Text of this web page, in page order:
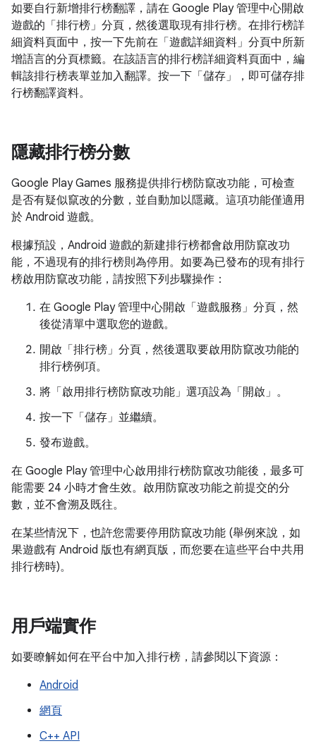
如要自行新增排行榜翻譯，請在 Google Play 管理中心開啟
遊戲的「排行榜」 分頁，然後選取現有排行榜。在排行榜詳
細資料頁面中，按一下先前在「遊戲詳細資料」 分頁中所新
增語言的分頁標籤。在該語言的排行榜詳細資料頁面中，編
輯該排行榜表單並加入翻譯。按一下「儲存」
，即可儲存排
行榜翻譯資料。
隱藏排行榜分數
Google Play Games 服務提供排行榜防竄改功能，可檢查
是否有疑似竄改的分數，並自動加以隱藏。這項功能僅適用
於 Android 遊戲。
根據預設，Android 遊戲的新建排行榜都會啟用防竄改功
能，不過現有的排行榜則為停用。如要為已發布的現有排行
榜啟用防竄改功能，請按照下列步驟操作：
在 Google Play 管理中心開啟「遊戲服務」 分頁，然
後從清單中選取您的遊戲。
開啟「排行榜」 分頁，然後選取要啟用防竄改功能的
排行榜例項。
將「啟用排行榜防竄改功能」 選項設為「開啟」。
按一下「儲存」 並繼續。
發布遊戲。
在 Google Play 管理中心啟用排行榜防竄改功能後，最多可
能需要 24 小時才會生效。啟用防竄改功能之前提交的分
數，並不會溯及既往。
在某些情況下，也許您需要停用防竄改功能 (舉例來說，如
果遊戲有 Android 版也有網頁版，而您要在這些平台中共用
排行榜時)。
用戶端實作
如要瞭解如何在平台中加入排行榜，請參閱以下資源：
Android
網頁
C++ API